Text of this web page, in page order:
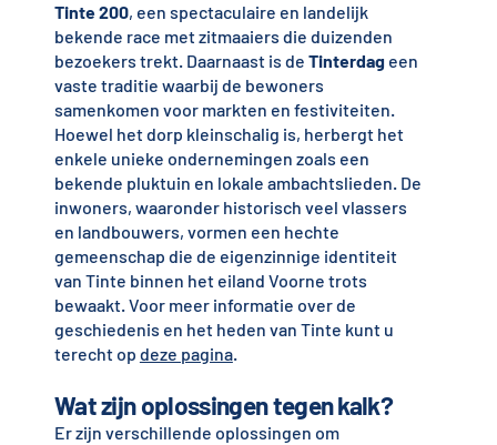
Tinte 200, een spectaculaire en landelijk
bekende race met zitmaaiers die duizenden
bezoekers trekt. Daarnaast is de Tinterdageen
vaste traditie waarbij de bewoners
samenkomen voor markten en festiviteiten.
Hoewel het dorp kleinschalig is, herbergt het
enkele unieke ondernemingen zoals een
bekende pluktuin en lokale ambachtslieden. De
inwoners, waaronder historisch veel vlassers
en landbouwers, vormen een hechte
gemeenschap die de eigenzinnige identiteit
van Tinte binnen het eiland Voorne trots
bewaakt. Voor meer informatie over de
geschiedenis en het heden van Tinte kunt u
terecht op deze pagina.
Wat zijn oplossingen tegen kalk?
Er zijn verschillende oplossingen om